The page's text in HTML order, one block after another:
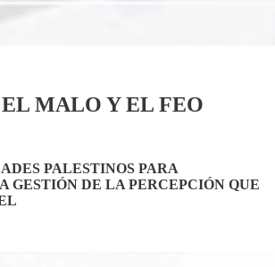
MALO Y EL FEO
PALESTINOS PARA
GESTIÓN DE LA PERCEPCIÓN QUE